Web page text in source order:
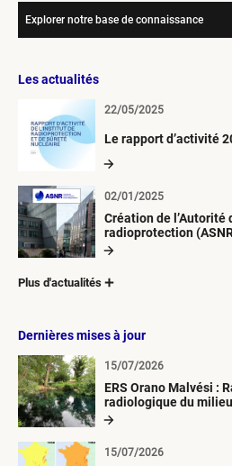
Explorer notre base de connaissance
Les actualités
Le rapport d’activité
22/05/2025
Création de
radioprotection
02/01/2025
Plus d'actualités
Dernières mises à jour
ERS Orano Malvési :
radiologique du
15/07/2026
15/07/2026